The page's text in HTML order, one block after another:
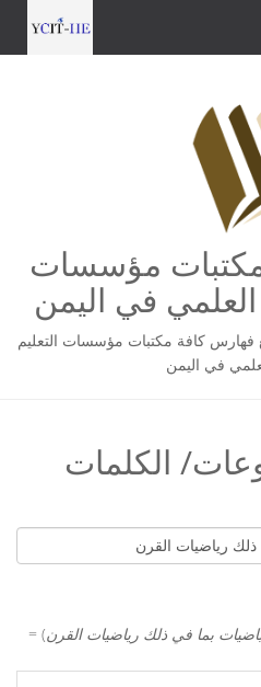
مؤسسات
العلمي في اليمن
كافة مكتبات مؤسسات التعليم
في اليمن
الكلمات
بما في ذلك رياضيات القرن) =